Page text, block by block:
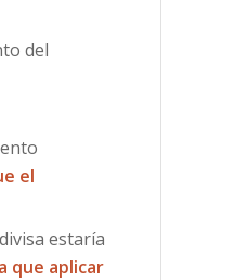
del
el
estaría
que aplicar